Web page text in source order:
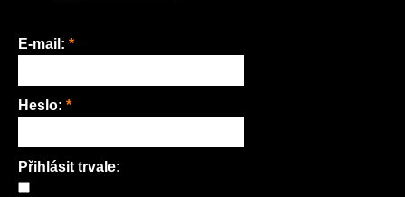
E-mail: *
Heslo: *
Přihlásit trvale: